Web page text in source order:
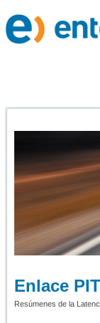
Enlace
Resúmenes de la